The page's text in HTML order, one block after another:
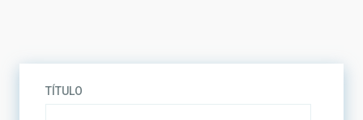
TÍTULO